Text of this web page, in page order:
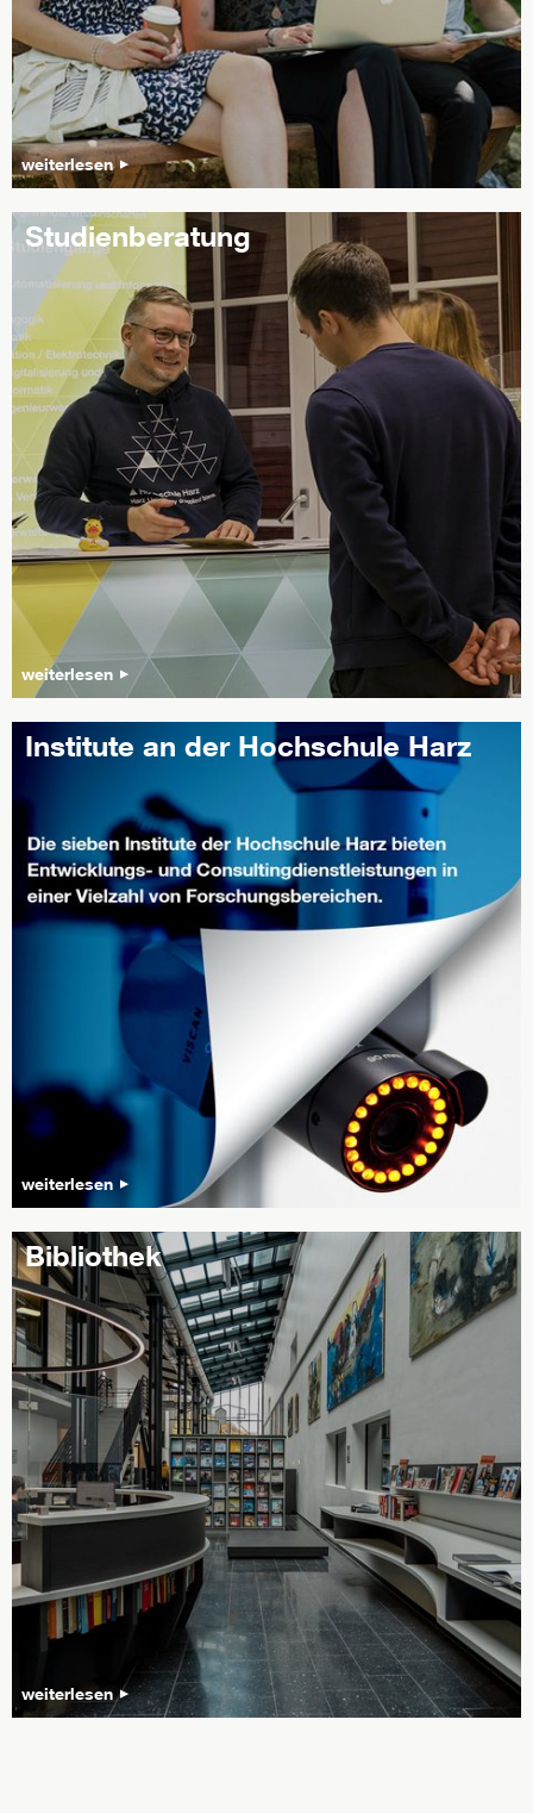
weiterlesen
Studienberatung
weiterlesen
Institute an der Hochschule Harz
weiterlesen
Bibliothek
weiterlesen